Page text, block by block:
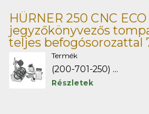
HÜRNER 250 CNC
jegyzőkönyvezős
teljes befogósorozattal
Termék
(200-701-250) ...
Részletek